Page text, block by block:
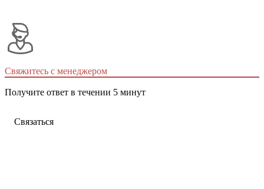
Свяжитесь с менеджером
Получите ответ в течении 5 минут
Связаться